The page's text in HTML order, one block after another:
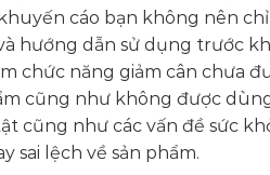
cáo bạn không nên
hướng dẫn sử dụng trước
chức năng giảm cân chưa
cũng như không được
cũng như các vấn đề sức
sai lệch về sản phẩm.